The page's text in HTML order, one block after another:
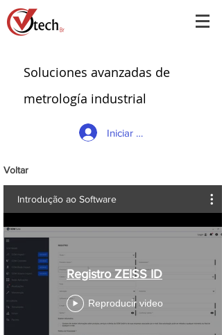
Soluciones avanzadas de
metrología industrial
Iniciar sesión
Voltar
Introdução ao Software
Registro ZEISS ID
Reproducir video